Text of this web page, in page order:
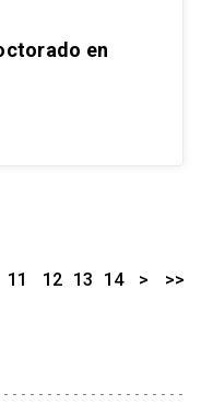
en
11 12 13 14 > >>